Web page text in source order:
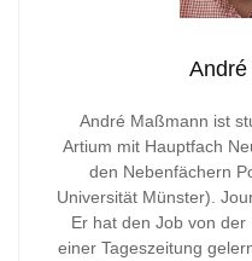
André Maßmann ist
Artium mit Hauptfach
den Nebenfächern
Universität Münster).
Er hat den Job von
einer Tageszeitung